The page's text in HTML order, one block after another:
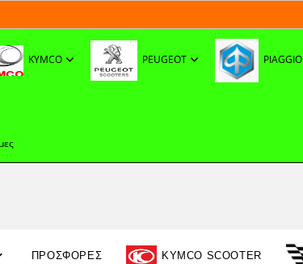
KYMCO PEUGEOT PIAGGIO
ΠΡΟΣΦΟΡΈΣ KYMCO SCOOTER